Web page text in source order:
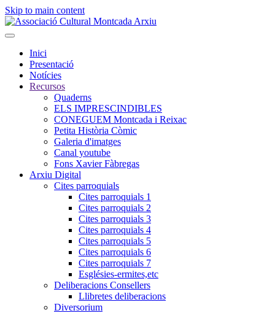
Skip to main content
Inici
Presentació
Notícies
Recursos
Quaderns
ELS IMPRESCINDIBLES
CONEGUEM Montcada i Reixac
Petita Història Còmic
Galeria d'imatges
Canal youtube
Fons Xavier Fàbregas
Arxiu Digital
Cites parroquials
Cites parroquials 1
Cites parroquials 2
Cites parroquials 3
Cites parroquials 4
Cites parroquials 5
Cites parroquials 6
Cites parroquials 7
Esglésies-ermites,etc
Deliberacions Consellers
Llibretes deliberacions
Diversorium